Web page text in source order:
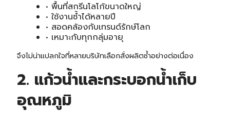
• พื้นที่สกรีนโลโก้ขนาดใหญ่
• ใช้งานซ้ำได้หลายปี
• สอดคล้องกับเทรนด์รักษ์โลก
• เหมาะกับทุกกลุ่มอายุ
จึงไม่น่าแปลกใจที่หลายบริษัทเลือกสั่งผลิตซ้ำอย่างต่อเนื่อง
2. แก้วน้ำและกระบอกน้ำเก็บ
อุณหภูมิ